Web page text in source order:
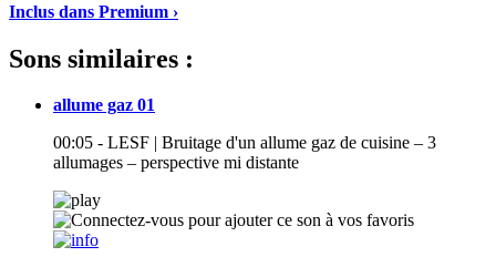
Inclus dans Premium ›
Sons similaires :
allume gaz 01
00:05 - LESF | Bruitage d'un allume gaz de cuisine – 3
allumages – perspective mi distante